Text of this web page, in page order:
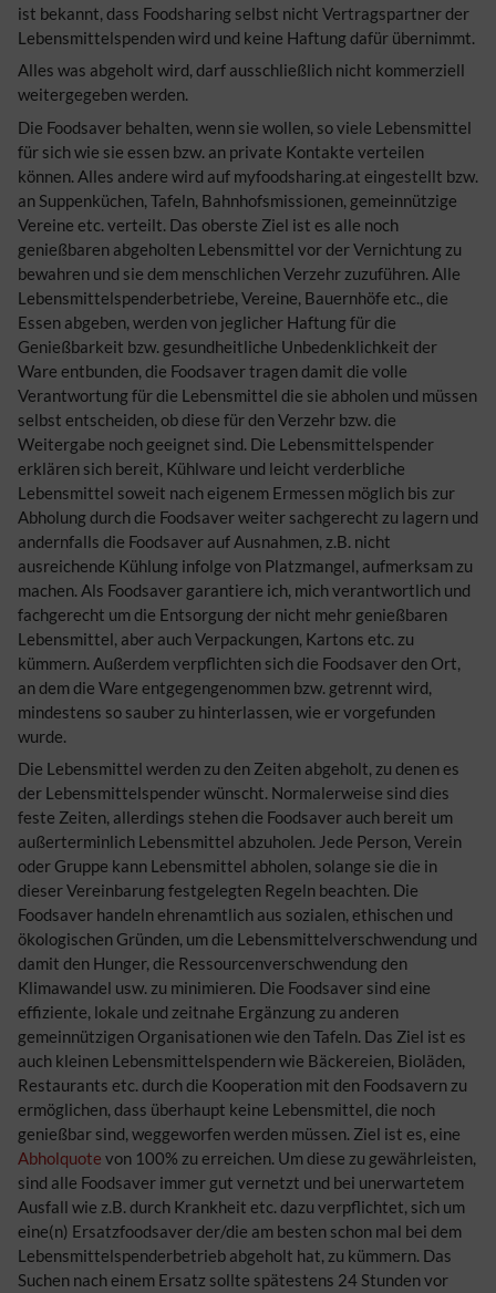
ist bekannt, dass Foodsharing selbst nicht Vertragspartner der
Lebensmittelspenden wird und keine Haftung dafür übernimmt.
Alles was abgeholt wird, darf ausschließlich nicht kommerziell
weitergegeben werden.
Die Foodsaver behalten, wenn sie wollen, so viele Lebensmittel
für sich wie sie essen bzw. an private Kontakte verteilen
können. Alles andere wird auf myfoodsharing.at eingestellt bzw.
an Suppenküchen, Tafeln, Bahnhofsmissionen, gemeinnützige
Vereine etc. verteilt. Das oberste Ziel ist es alle noch
genießbaren abgeholten Lebensmittel vor der Vernichtung zu
bewahren und sie dem menschlichen Verzehr zuzuführen. Alle
Lebensmittelspenderbetriebe, Vereine, Bauernhöfe etc., die
Essen abgeben, werden von jeglicher Haftung für die
Genießbarkeit bzw. gesundheitliche Unbedenklichkeit der
Ware entbunden, die Foodsaver tragen damit die volle
Verantwortung für die Lebensmittel die sie abholen und müssen
selbst entscheiden, ob diese für den Verzehr bzw. die
Weitergabe noch geeignet sind. Die Lebensmittelspender
erklären sich bereit, Kühlware und leicht verderbliche
Lebensmittel soweit nach eigenem Ermessen möglich bis zur
Abholung durch die Foodsaver weiter sachgerecht zu lagern und
andernfalls die Foodsaver auf Ausnahmen, z.B. nicht
ausreichende Kühlung infolge von Platzmangel, aufmerksam zu
machen. Als Foodsaver garantiere ich, mich verantwortlich und
fachgerecht um die Entsorgung der nicht mehr genießbaren
Lebensmittel, aber auch Verpackungen, Kartons etc. zu
kümmern. Außerdem verpflichten sich die Foodsaver den Ort,
an dem die Ware entgegengenommen bzw. getrennt wird,
mindestens so sauber zu hinterlassen, wie er vorgefunden
wurde.
Die Lebensmittel werden zu den Zeiten abgeholt, zu denen es
der Lebensmittelspender wünscht. Normalerweise sind dies
feste Zeiten, allerdings stehen die Foodsaver auch bereit um
außerterminlich Lebensmittel abzuholen. Jede Person, Verein
oder Gruppe kann Lebensmittel abholen, solange sie die in
dieser Vereinbarung festgelegten Regeln beachten. Die
Foodsaver handeln ehrenamtlich aus sozialen, ethischen und
ökologischen Gründen, um die Lebensmittelverschwendung und
damit den Hunger, die Ressourcenverschwendung den
Klimawandel usw. zu minimieren. Die Foodsaver sind eine
effiziente, lokale und zeitnahe Ergänzung zu anderen
gemeinnützigen Organisationen wie den Tafeln. Das Ziel ist es
auch kleinen Lebensmittelspendern wie Bäckereien, Bioläden,
Restaurants etc. durch die Kooperation mit den Foodsavern zu
ermöglichen, dass überhaupt keine Lebensmittel, die noch
genießbar sind, weggeworfen werden müssen. Ziel ist es, eine
Abholquote von 100% zu erreichen. Um diese zu gewährleisten,
sind alle Foodsaver immer gut vernetzt und bei unerwartetem
Ausfall wie z.B. durch Krankheit etc. dazu verpflichtet, sich um
eine(n) Ersatzfoodsaver der/die am besten schon mal bei dem
Lebensmittelspenderbetrieb abgeholt hat, zu kümmern. Das
Suchen nach einem Ersatz sollte spätestens 24 Stunden vor